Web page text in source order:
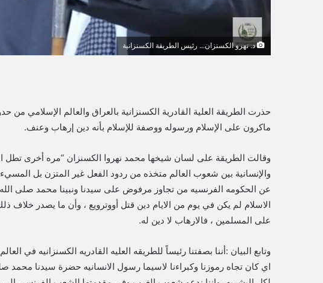
د. نهرو الكسنزان... رئيس الطريقة الكسنزانية
حذرت الطريقة العلية القادرية الكسنزانية بالعراق والعالم الإسلامي
ماكرون على الإسلام ورسوله ووصفة للإسلام بأنه دين إرهاب وعنف.
وقالت الطريقة على لسان شيخها محمد نهروا الكسنزان “مره أخرى تطل
والإنسانية بين شعوب العالم متخذه من ردود الفعل غير المتزن بل المسيء
عن الحكومه الفرنسيه من تجاوز مرفوض على سيدنا ونبينا محمد صلى
الاسلام لم يكن في يوم من الايام دين قتل أووترويع ، وأن ما يصدر
على المسلمين ، فالارهاب لا دين له.
وتابع البيان :أننا بصفتنا رئيساً للطريقه العليه القادريه الكسنزانيه في
اي كان تجاه رموزنا وكبراءنا لاسيما رسول الانسانيه حضرة سيدنا محمد